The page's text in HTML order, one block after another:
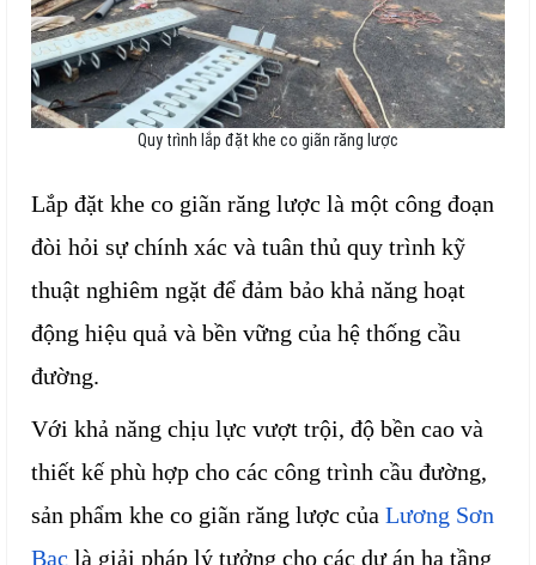
Quy trình lắp đặt khe co giãn răng lược
Lắp đặt khe co giãn răng lược là một công đoạn
đòi hỏi sự chính xác và tuân thủ quy trình kỹ
thuật nghiêm ngặt để đảm bảo khả năng hoạt
động hiệu quả và bền vững của hệ thống cầu
đường.
Với khả năng chịu lực vượt trội, độ bền cao và
thiết kế phù hợp cho các công trình cầu đường,
sản phẩm khe co giãn răng lược của Lương Sơn
Bạc là giải pháp lý tưởng cho các dự án hạ tầng